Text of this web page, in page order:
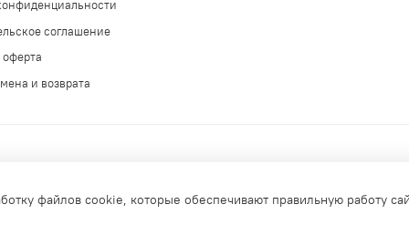
соглашение
и возврата
файлов cookie, которые обеспечивают правильную работу